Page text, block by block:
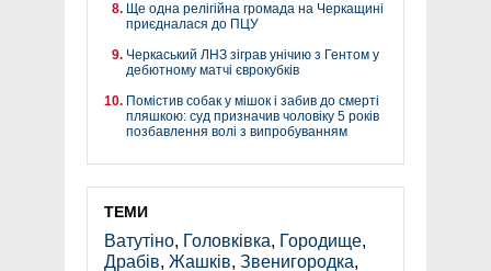
Ще одна релігійна громада на Черкащині
приєдналася до ПЦУ
Черкаський ЛНЗ зіграв унічию з Гентом у
дебютному матчі єврокубків
Помістив собак у мішок і забив до смерті
пляшкою: суд призначив чоловіку 5 років
позбавлення волі з випробуванням
ТЕМИ
Ватутіно, Головківка, Городище,
Драбів, Жашків, Звенигородка,